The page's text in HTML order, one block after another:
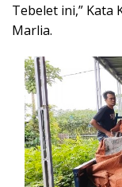
Tebelet ini,” Kata
Marlia.